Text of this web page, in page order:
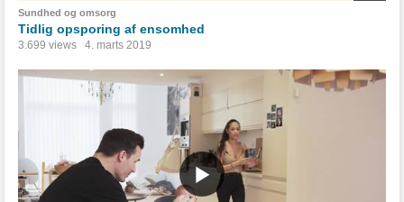
Sundhed og omsorg
Tidlig opsporing af ensomhed
3.699 views 4. marts 2019